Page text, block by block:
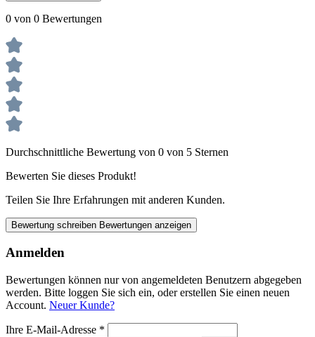
0 von 0 Bewertungen
Durchschnittliche Bewertung von 0 von 5 Sternen
Bewerten Sie dieses Produkt!
Teilen Sie Ihre Erfahrungen mit anderen Kunden.
Bewertung schreiben Bewertungen anzeigen
Anmelden
Bewertungen können nur von angemeldeten Benutzern abgegeben
werden. Bitte loggen Sie sich ein, oder erstellen Sie einen neuen
Account. Neuer Kunde?
Ihre E-Mail-Adresse *